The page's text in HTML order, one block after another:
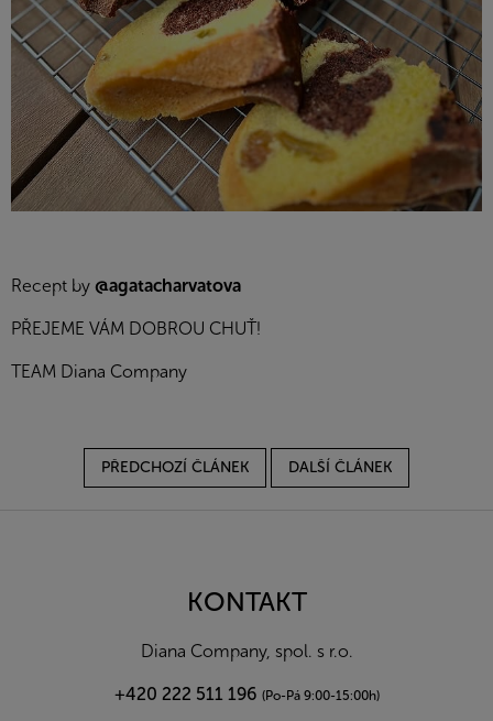
Recept by @agatacharvatova
PŘEJEME VÁM DOBROU CHUŤ!
TEAM Diana Company
PŘEDCHOZÍ ČLÁNEK DALŠÍ ČLÁNEK
KONTAKT
Diana Company, spol. s r.o.
+420 222 511 196 (Po-Pá 9:00-15:00h)